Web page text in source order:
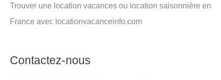
Trouver une location vacances ou location saisonnière en
France avec locationvacanceinfo.com
Contactez-nous